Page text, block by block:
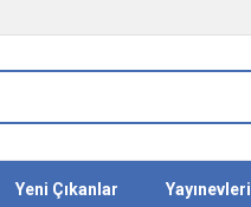
Yeni Çıkanlar Yayınevleri